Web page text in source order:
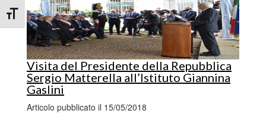
Attiva/disattiva dimensione testo
Visita del Presidente della Repubblica
Sergio Matterella all’Istituto Giannina
Gaslini
Articolo pubblicato il 15/05/2018